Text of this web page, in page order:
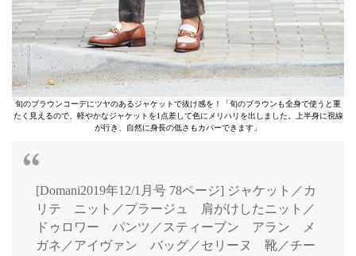
旬のブラウンコーデにツヤのあるジャケットで抜け感を！「旬のブラウンも全身で使うと重
たく見えるので、軽やかなジャケットを1点差して色にメリハリを出しました。上半身に視線
が行き、自然に身長の低さもカバーできます」
[Domani2019年12/1月号 78ページ] ジャケット／カ
リテ ニット／プラージュ 肩がけしたニット／
ドゥロワー パンツ／スティーブン アラン メ
ガネ／アイヴァン バッグ／セリーヌ 靴／チー